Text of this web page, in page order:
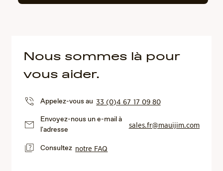
Nous sommes là pour
vous aider.
Appelez-vous au33 (0)4 67 17 09 80
Envoyez-nous un e-mail à
l'adresse
sales.fr@mauijim.com
Consultez notre FAQ